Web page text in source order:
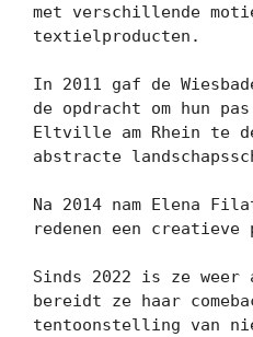
met verschillende
textielproducten.
In 2011 gaf de
de opdracht om hun
Eltville am Rhein te
abstracte
Na 2014 nam Elena
redenen een creatieve
Sinds 2022 is ze weer
bereidt ze haar
tentoonstelling van